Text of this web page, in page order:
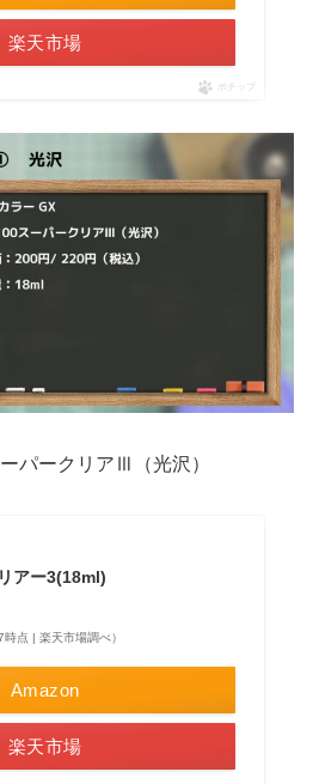
楽天市場
ポチップ
パークリアⅢ（光沢）
アー3(18ml)
点 | 楽天市場調べ）
Amazon
楽天市場